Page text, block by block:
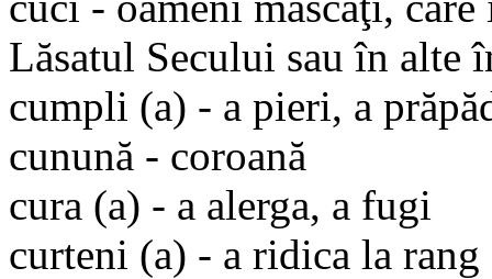
Lăsatul Secului sau în alte
cumpli (a) - a pieri, a
cunună - coroană
cura (a) - a alerga, a fugi
curteni (a) - a ridica la rang